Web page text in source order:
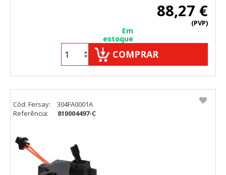
88,27 €
(PVP)
Em
estoque
COMPRAR
Cód. Fersay:
304FA0001A
Referência:
810004497-C